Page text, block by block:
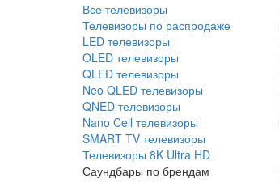
Все телевизоры
Телевизоры по распродаже
LED телевизоры
OLED телевизоры
QLED телевизоры
Neo QLED телевизоры
QNED телевизоры
Nano Cell телевизоры
SMART TV телевизоры
Телевизоры 8K Ultra HD
Саундбары по брендам